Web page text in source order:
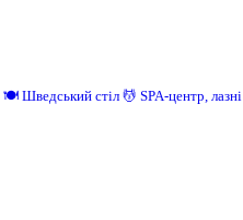
🍽️ Шведський стіл 💆 SPA-центр, лазні